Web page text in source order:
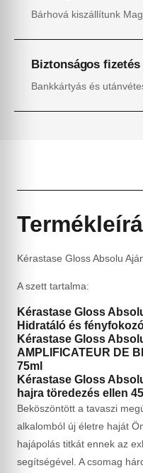
Bárhová kiszállítunk
Biztonságos fizetés
Bankkártyás és
Kérastase Gloss Absolu
A szett tartalma:
Kérastase Gloss
Hidratáló és
Kérastase Gloss
AMPLIFICATEUR DE
75ml
Kérastase Gloss
hajra töredezés ellen
Beköszöntött a tavaszi
alkalomból új életre haját
hajápolás titkát ennek az
segítségével. A csomag